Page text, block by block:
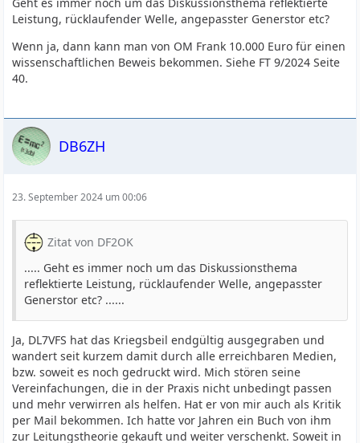
Leistung, rücklaufender Welle, angepasster Generstor etc?
Wenn ja, dann kann man von OM Frank 10.000 Euro für einen
wissenschaftlichen Beweis bekommen. Siehe FT 9/2024 Seite
40.
DB6ZH
23. September 2024 um 00:06
Zitat von DF2OK
..... Geht es immer noch um das Diskussionsthema
reflektierte Leistung, rücklaufender Welle, angepasster
Generstor etc? ......
Ja, DL7VFS hat das Kriegsbeil endgültig ausgegraben und
wandert seit kurzem damit durch alle erreichbaren Medien,
bzw. soweit es noch gedruckt wird. Mich stören seine
Vereinfachungen, die in der Praxis nicht unbedingt passen
und mehr verwirren als helfen. Hat er von mir auch als Kritik
per Mail bekommen. Ich hatte vor Jahren ein Buch von ihm
zur Leitungstheorie gekauft und weiter verschenkt. Soweit in